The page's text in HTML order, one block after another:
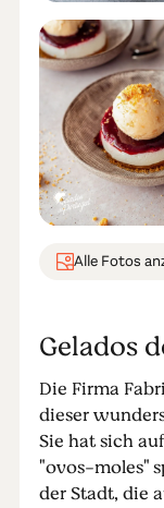
Alle Fotos
Gelados
Die Firma
dieser
Sie hat sich
"ovos-moles"
der Stadt, die